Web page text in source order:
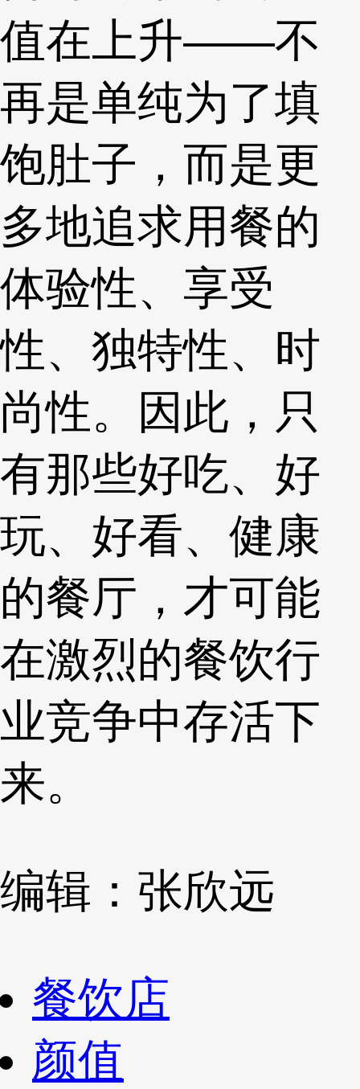
值在上升——不
再是单纯为了填
饱肚子，而是更
多地追求用餐的
体验性、享受
性、独特性、时
尚性。因此，只
有那些好吃、好
玩、好看、健康
的餐厅，才可能
在激烈的餐饮行
业竞争中存活下
来。
编辑：张欣远
餐饮店
颜值